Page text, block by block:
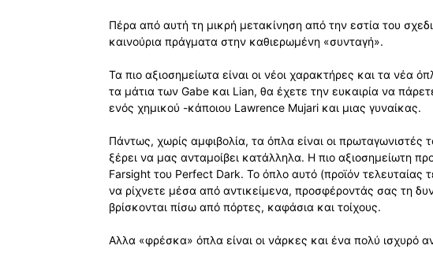
Πέρα από αυτή τη μικρή μετακίνηση από την εστία του
καινούρια πράγματα στην καθιερωμένη «συνταγή».
Τα πιο αξιοσημείωτα είναι οι νέοι χαρακτήρες και τα νέα
τα μάτια των Gabe και Lian, θα έχετε την ευκαιρία να
ενός χημικού -κάποιου Lawrence Mujari και μιας γυναίκας.
Πάντως, χωρίς αμφιβολία, τα όπλα είναι οι πρωταγωνιστές
ξέρει να μας ανταμοίβει κατάλληλα. Η πιο αξιοσημείωτη
Farsight του Perfect Dark. Το όπλο αυτό (προϊόν τελευταίας
να ρίχνετε μέσα από αντικείμενα, προσφέροντάς σας τη
βρίσκονται πίσω από πόρτες, καφάσια και τοίχους.
Αλλα «φρέσκα» όπλα είναι οι νάρκες και ένα πολύ ισχυρό